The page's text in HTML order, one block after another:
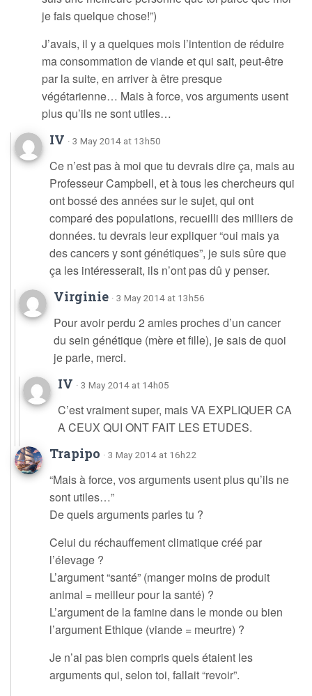
je fais quelque chose!”)
J’avais, il y a quelques mois l’intention de réduire
ma consommation de viande et qui sait, peut-être
par la suite, en arriver à être presque
végétarienne… Mais à force, vos arguments usent
plus qu’ils ne sont utiles…
IV · 3 May 2014 at 13h50
Ce n’est pas à moi que tu devrais dire ça, mais au
Professeur Campbell, et à tous les chercheurs qui
ont bossé des années sur le sujet, qui ont
comparé des populations, recueilli des milliers de
données. tu devrais leur expliquer “oui mais ya
des cancers y sont génétiques”, je suis sûre que
ça les intéresserait, ils n’ont pas dû y penser.
Virginie · 3 May 2014 at 13h56
Pour avoir perdu 2 amies proches d’un cancer
du sein génétique (mère et fille), je sais de quoi
je parle, merci.
IV · 3 May 2014 at 14h05
C’est vraiment super, mais VA EXPLIQUER CA
A CEUX QUI ONT FAIT LES ETUDES.
Trapipo · 3 May 2014 at 16h22
“Mais à force, vos arguments usent plus qu’ils ne
sont utiles…”
De quels arguments parles tu ?
Celui du réchauffement climatique créé par
l’élevage ?
L’argument “santé” (manger moins de produit
animal = meilleur pour la santé) ?
L’argument de la famine dans le monde ou bien
l’argument Ethique (viande = meurtre) ?
Je n’ai pas bien compris quels étaient les
arguments qui, selon toi, fallait “revoir”.